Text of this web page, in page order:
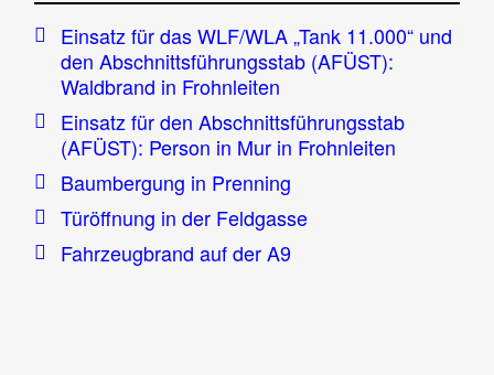
Einsatz für das WLF/WLA „Tank 11.000“ und
den Abschnittsführungsstab (AFÜST):
Waldbrand in Frohnleiten
Einsatz für den Abschnittsführungsstab
(AFÜST): Person in Mur in Frohnleiten
Baumbergung in Prenning
Türöffnung in der Feldgasse
Fahrzeugbrand auf der A9